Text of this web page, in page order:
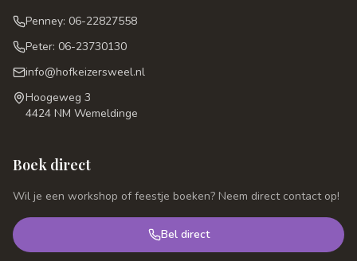
Penney: 06-22827558
Peter: 06-23730130
info@hofkeizersweel.nl
Hoogeweg 3
4424 NM Wemeldinge
Boek direct
Wil je een workshop of feestje boeken? Neem direct contact op!
Bel direct